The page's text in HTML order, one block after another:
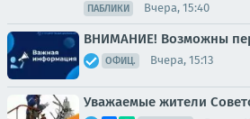
ПАБЛИКИ Вчера, 15:40
ВНИМАНИЕ! Возможны
ОФИЦ. Вчера, 15:13
Уважаемые жители